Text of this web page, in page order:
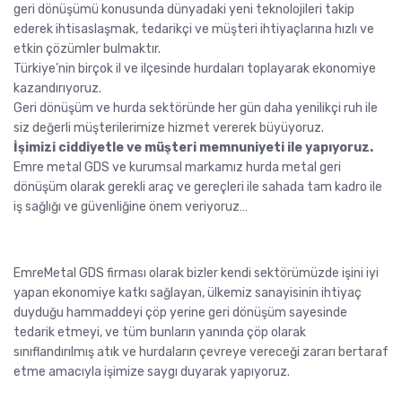
geri dönüşümü konusunda dünyadaki yeni teknolojileri takip
ederek ihtisaslaşmak, tedarikçi ve müşteri ihtiyaçlarına hızlı ve
etkin çözümler bulmaktır.
Türkiye’nin birçok il ve ilçesinde hurdaları toplayarak ekonomiye
kazandırıyoruz.
Geri dönüşüm ve hurda sektöründe her gün daha yenilikçi ruh ile
siz değerli müşterilerimize hizmet vererek büyüyoruz.
İşimizi ciddiyetle ve müşteri memnuniyeti ile yapıyoruz.
Emre metal GDS ve kurumsal markamız hurda metal geri
dönüşüm olarak gerekli araç ve gereçleri ile sahada tam kadro ile
iş sağlığı ve güvenliğine önem veriyoruz…
EmreMetal GDS firması olarak bizler kendi sektörümüzde işini iyi
yapan ekonomiye katkı sağlayan, ülkemiz sanayisinin ihtiyaç
duyduğu hammaddeyi çöp yerine geri dönüşüm sayesinde
tedarik etmeyi, ve tüm bunların yanında çöp olarak
sınıflandırılmış atık ve hurdaların çevreye vereceği zararı bertaraf
etme amacıyla işimize saygı duyarak yapıyoruz.